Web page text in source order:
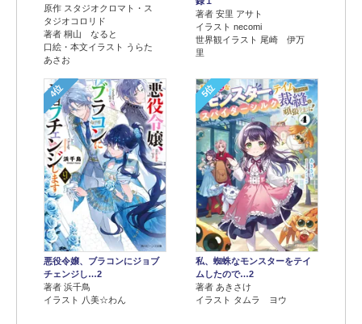
原作 スタジオクロマト・ス
タジオコロリド
著者 桐山 なると
口絵・本文イラスト うらた
あさお
著者 安里 アサト
イラスト necomi
世界観イラスト 尾崎 伊万
里
4位
悪役令嬢、ブラコンにジョブ
チェンジし…2
著者 浜千鳥
イラスト 八美☆わん
5位
私、蜘蛛なモンスターをテイ
ムしたので…2
著者 あきさけ
イラスト タムラ ヨウ